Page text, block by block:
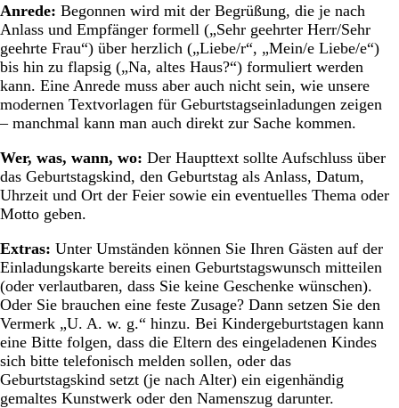
Anrede: Begonnen wird mit der Begrüßung, die je nach
Anlass und Empfänger formell („Sehr geehrter Herr/Sehr
geehrte Frau“) über herzlich („Liebe/r“, „Mein/e Liebe/e“)
bis hin zu flapsig („Na, altes Haus?“) formuliert werden
kann. Eine Anrede muss aber auch nicht sein, wie unsere
modernen Textvorlagen für Geburtstagseinladungen zeigen
– manchmal kann man auch direkt zur Sache kommen.
Wer, was, wann, wo: Der Haupttext sollte Aufschluss über
das Geburtstagskind, den Geburtstag als Anlass, Datum,
Uhrzeit und Ort der Feier sowie ein eventuelles Thema oder
Motto geben.
Extras: Unter Umständen können Sie Ihren Gästen auf der
Einladungskarte bereits einen Geburtstagswunsch mitteilen
(oder verlautbaren, dass Sie keine Geschenke wünschen).
Oder Sie brauchen eine feste Zusage? Dann setzen Sie den
Vermerk „U. A. w. g.“ hinzu. Bei Kindergeburtstagen kann
eine Bitte folgen, dass die Eltern des eingeladenen Kindes
sich bitte telefonisch melden sollen, oder das
Geburtstagskind setzt (je nach Alter) ein eigenhändig
gemaltes Kunstwerk oder den Namenszug darunter.